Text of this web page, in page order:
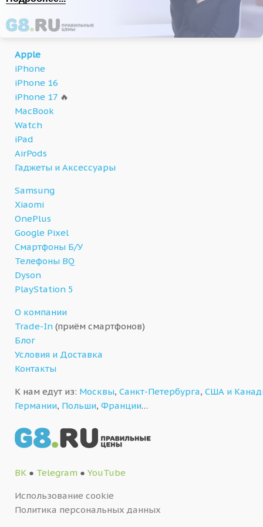
Apple
iPhone
iPhone 16
iPhone 17 🔥
MacBook
Watch
iPad
AirPods
Гаджеты и Аксессуары
Samsung
Xiaomi
OnePlus
Google Pixel
Смартфоны Б/У
Телефоны BQ
Dyson
PlayStation 5
О компании
Trade-In (приём смартфонов)
Блог
Условия и Доставка
Контакты
К нам едут из: Москвы, Санкт-Петербурга, США и
Германии, Польши, Франции…
ВК ● Telegram ● YouTube
Использование cookie
Политика персональных данных